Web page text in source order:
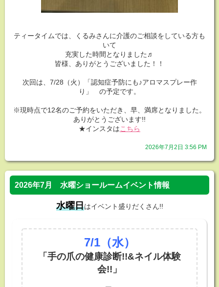
ティータイムでは、くるみさんに介護のご相談をしている方も
いて
充実した時間となりました♬
皆様、ありがとうございました！！
次回は、7/28（火）「認知症予防にも♪アロマスプレー作
り」 の予定です。
※現時点で12名のご予約をいただき、早、満席となりました。
ありがとうございます!!
★インスタはこちら
2026年7月2日 3:56 PM
2026年7月 水曜ショールームイベント情報
水曜日はイベント盛りだくさん!!
7/1（水）
「手の爪の健康診断!!&ネイル体験
会!!」